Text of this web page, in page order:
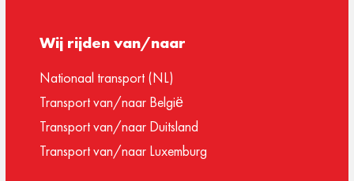
Wij rijden van/naar
Nationaal transport (NL)
Transport van/naar België
Transport van/naar Duitsland
Transport van/naar Luxemburg